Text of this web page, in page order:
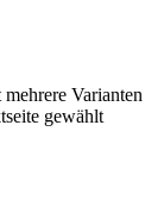
Varianten
gewählt